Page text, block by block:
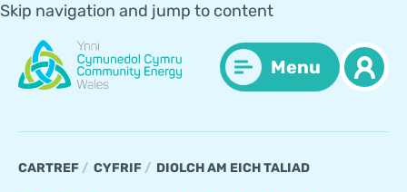
Skip navigation and jump to content
Menu
CARTREF CYFRIF DIOLCH AM EICH TALIAD